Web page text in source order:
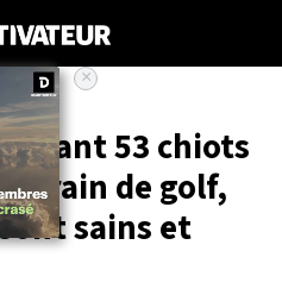
53 chiots
de golf,
sains et
×